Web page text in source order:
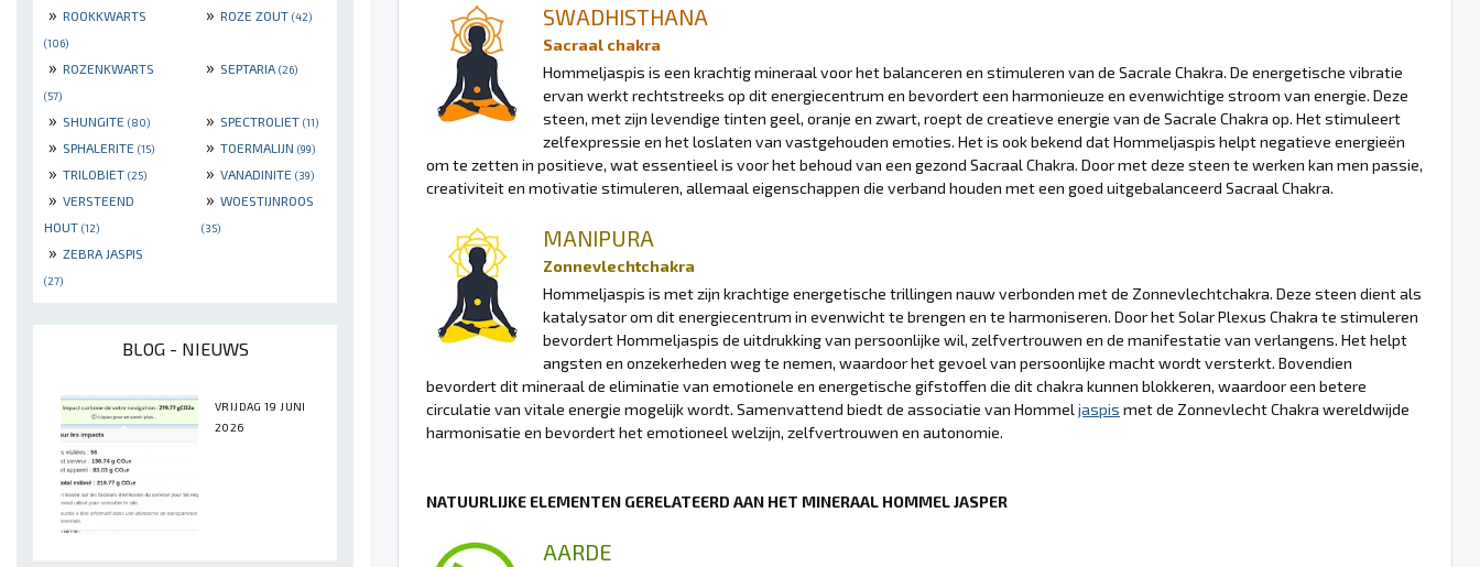
» ROOKKWARTS
(106)
» ROZE ZOUT (42)
» ROZENKWARTS
(57)
» SEPTARIA (26)
» SHUNGITE (80) » SPECTROLIET (11)
» SPHALERITE (15) » TOERMALIJN (99)
» TRILOBIET (25) » VANADINITE (39)
» VERSTEEND
HOUT (12)
» WOESTIJNROOS
(35)
» ZEBRA JASPIS
(27)
BLOG - NIEUWS
VRIJDAG 19 JUNI
2026
SWADHISTHANA
Sacraal chakra
Hommeljaspis is een krachtig mineraal voor het balanceren en stimuleren van de Sacrale Chakra. De energetische vibratie
ervan werkt rechtstreeks op dit energiecentrum en bevordert een harmonieuze en evenwichtige stroom van energie. Deze
steen, met zijn levendige tinten geel, oranje en zwart, roept de creatieve energie van de Sacrale Chakra op. Het stimuleert
zelfexpressie en het loslaten van vastgehouden emoties. Het is ook bekend dat Hommeljaspis helpt negatieve energieën
om te zetten in positieve, wat essentieel is voor het behoud van een gezond Sacraal Chakra. Door met deze steen te werken kan men passie,
creativiteit en motivatie stimuleren, allemaal eigenschappen die verband houden met een goed uitgebalanceerd Sacraal Chakra.
MANIPURA
Zonnevlechtchakra
Hommeljaspis is met zijn krachtige energetische trillingen nauw verbonden met de Zonnevlechtchakra. Deze steen dient als
katalysator om dit energiecentrum in evenwicht te brengen en te harmoniseren. Door het Solar Plexus Chakra te stimuleren
bevordert Hommeljaspis de uitdrukking van persoonlijke wil, zelfvertrouwen en de manifestatie van verlangens. Het helpt
angsten en onzekerheden weg te nemen, waardoor het gevoel van persoonlijke macht wordt versterkt. Bovendien
bevordert dit mineraal de eliminatie van emotionele en energetische gifstoffen die dit chakra kunnen blokkeren, waardoor een betere
circulatie van vitale energie mogelijk wordt. Samenvattend biedt de associatie van Hommeljaspis met de Zonnevlecht Chakra wereldwijde
harmonisatie en bevordert het emotioneel welzijn, zelfvertrouwen en autonomie.
NATUURLIJKE ELEMENTEN GERELATEERD AAN HET MINERAAL HOMMEL JASPER
AARDE